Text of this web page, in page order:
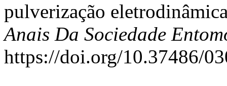
pulverização
Anais Da Sociedade
https://doi.org/10.37486/